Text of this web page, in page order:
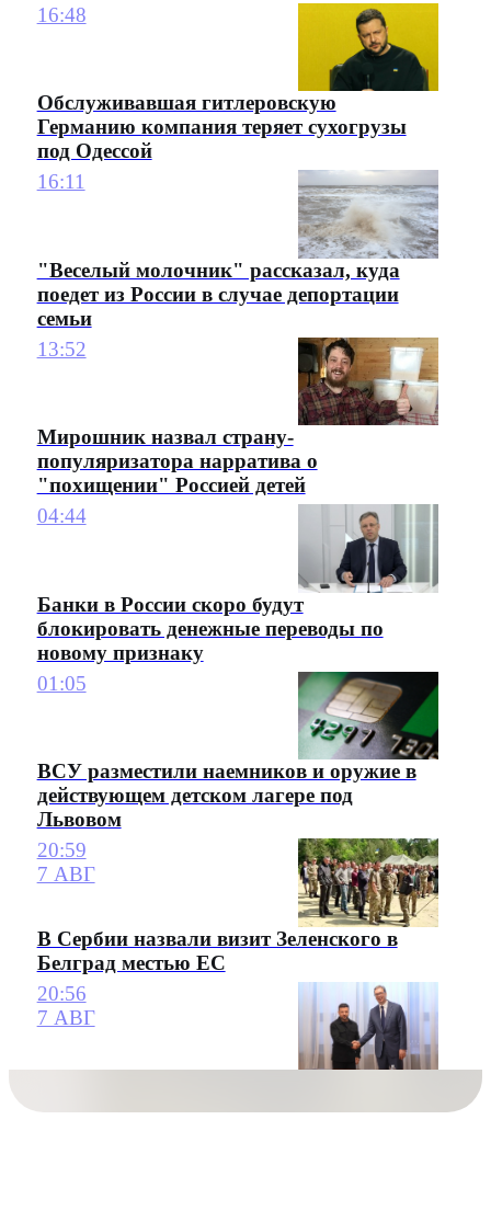
16:48
Обслуживавшая гитлеровскую
Германию компания теряет сухогрузы
под Одессой
16:11
"Веселый молочник" рассказал, куда
поедет из России в случае депортации
семьи
13:52
Мирошник назвал страну-
популяризатора нарратива о
"похищении" Россией детей
04:44
Банки в России скоро будут
блокировать денежные переводы по
новому признаку
01:05
ВСУ разместили наемников и оружие в
действующем детском лагере под
Львовом
20:59
7 АВГ
В Сербии назвали визит Зеленского в
Белград местью ЕС
20:56
7 АВГ